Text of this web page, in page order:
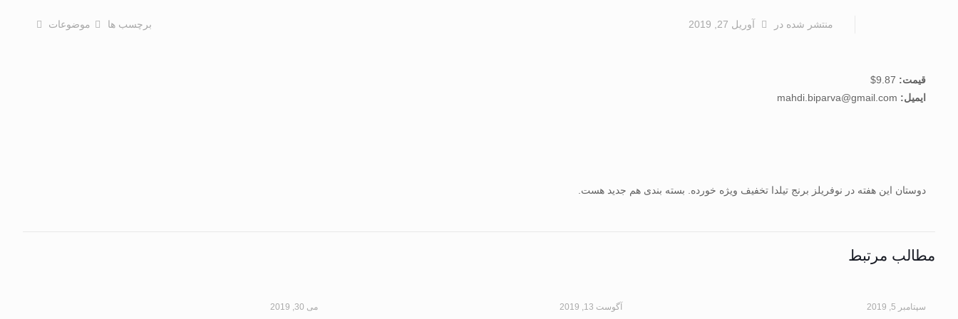
منتشر شده در آوریل 27, 2019 موضوعات برچسب ها
قیمت:
ایمیل:
دوستان این هفته در نوفریلز برنج تیلدا تخفیف ویژه خورده. بسته بندی هم جدید هست.
مطالب مرتبط
سپتامبر 5, 2019 آگوست 13, 2019 می 30, 2019